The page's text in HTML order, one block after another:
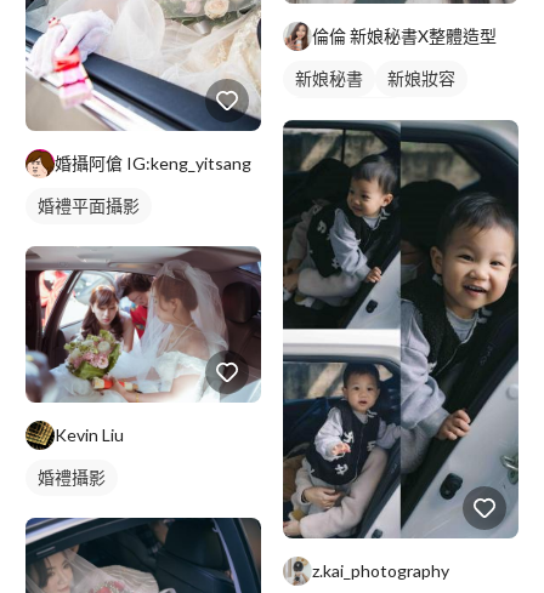
婚攝阿傖 IG:keng_yitsang
婚禮平面攝影
Kevin Liu
婚禮攝影
倫倫 新娘秘書X整體造型
新娘秘書
新娘妝容
z.kai_photography